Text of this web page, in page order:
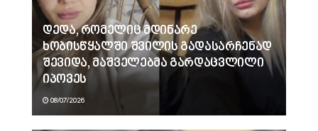
დედა, რომელიც მდინარე
ხობისწყალში შვილის გადასარჩენად
შევიდა, მაშველებმა გარდაცვლილი
იპოვეს
08/07/2026